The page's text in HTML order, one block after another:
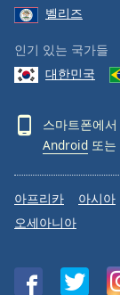
Close
Modal
End
window.
벨리즈
인기 있는 국가들
대한민국
스마트폰에서
Android 또는
아프리카 아시아
오세아니아